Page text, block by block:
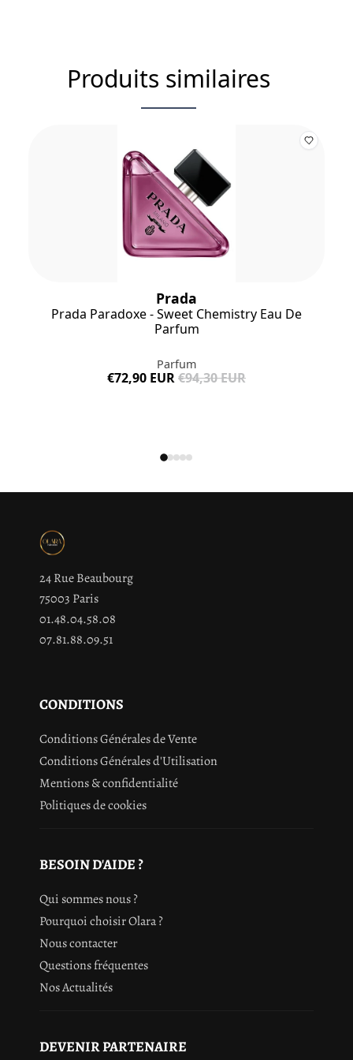
Produits similaires
Prada
Prada Paradoxe - Sweet Chemistry Eau De
Parfum
Parfum
€72,90 EUR€94,30 EUR
24 Rue Beaubourg
75003 Paris
01.48.04.58.08
07.81.88.09.51
CONDITIONS
Conditions Générales de Vente
Conditions Générales d'Utilisation
Mentions & confidentialité
Politiques de cookies
BESOIN D'AIDE ?
Qui sommes nous ?
Pourquoi choisir Olara ?
Nous contacter
Questions fréquentes
Nos Actualités
DEVENIR PARTENAIRE